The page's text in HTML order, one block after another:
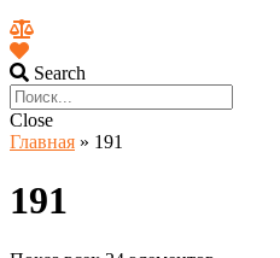
Search
Close
Главная » 191
191